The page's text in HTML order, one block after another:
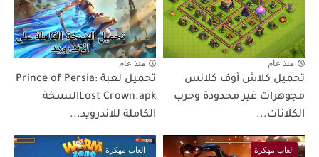
منذ عام
تحميل كلاش أوف كلانس
مجوهرات غير محدودة وحرب
الكلانات...
منذ عام
تحميل لعبة Prince of Persia:
Lost Crown.apkالنسخة
الكاملة للاندرويد...
العاب مهكرة العاب مهكرة